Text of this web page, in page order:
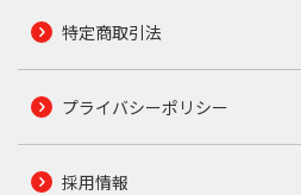
特定商取引法
プライバシーポリシー
採用情報